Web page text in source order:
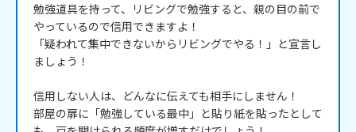
勉強道具を持って、リビングで勉強すると、親の目の前で
やっているので信用できますよ！
「疑われて集中できないからリビングでやる！」と宣言し
ましょう！
信用しない人は、どんなに伝えても相手にしません！
部屋の扉に「勉強している最中」と貼り紙を貼ったとして